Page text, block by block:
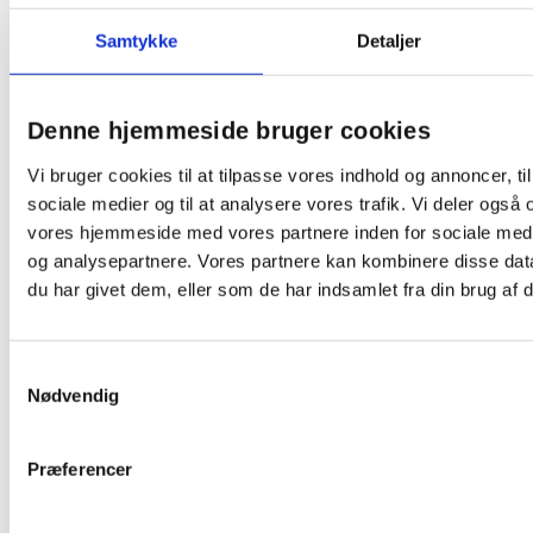
Samtykke Detaljer
Denne hjemmeside bruger cookies
Vi bruger cookies til at tilpasse vores indhold og annoncer,
sociale medier og til at analysere vores trafik. Vi deler også
vores hjemmeside med vores partnere inden for sociale
og analysepartnere. Vores partnere kan kombinere disse
du har givet dem, eller som de har indsamlet fra din brug af
Nødvendig
Præferencer
yndlingsholdere for at forebygge huller i tænderne og
et enkelt strøg er nok for en grundig rengøring.
Disse børster har en unik paraplyeffekt og er fremstillet